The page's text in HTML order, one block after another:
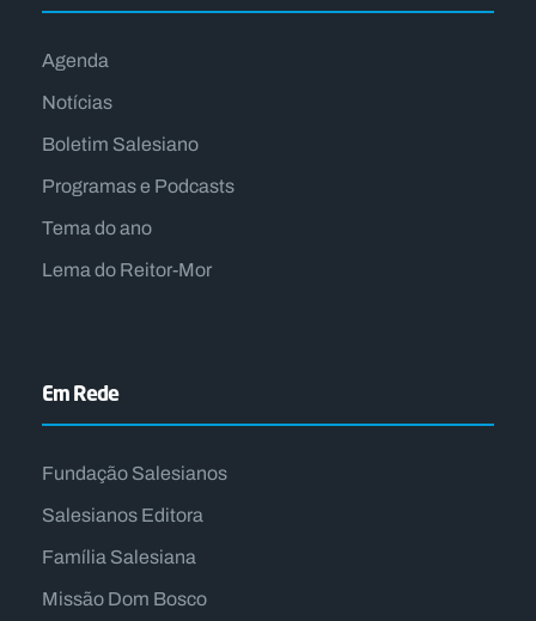
Agenda
Notícias
Boletim Salesiano
Programas e Podcasts
Tema do ano
Lema do Reitor-Mor
Em Rede
Fundação Salesianos
Salesianos Editora
Família Salesiana
Missão Dom Bosco